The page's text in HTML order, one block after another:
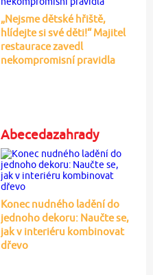
„Nejsme dětské hřiště,
hlídejte si své děti!“ Majitel
restaurace zavedl
nekompromisní pravidla
Abecedazahrady
Konec nudného ladění do
jednoho dekoru: Naučte se,
jak v interiéru kombinovat
dřevo